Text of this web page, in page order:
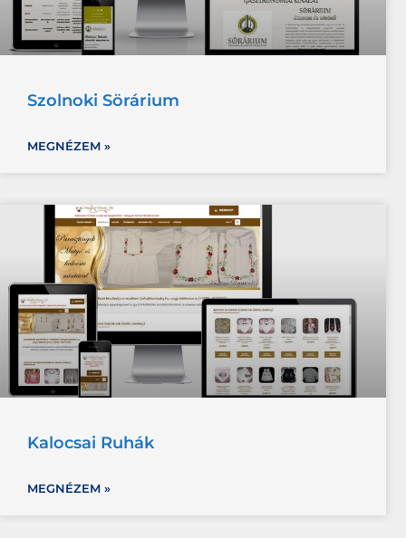
Szolnoki Sörárium
MEGNÉZEM »
Kalocsai Ruhák
MEGNÉZEM »